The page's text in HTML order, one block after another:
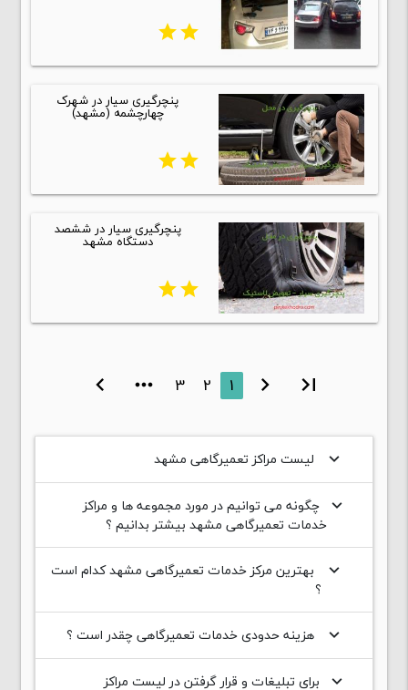
star
star
پنچرگیری سیار در شهرک
چهارچشمه (مشهد)
star
star
پنچرگیری سیار در ششصد
دستگاه مشهد
star
star
first_page
chevron_left
1
2
3
more_horiz
chevron_right
keyboard_arrow_down لیست مراکز تعمیرگاهی مشهد
keyboard_arrow_down چگونه می توانیم در مورد مجموعه ها و مراکز
خدمات تعمیرگاهی مشهد بیشتر بدانیم ؟
keyboard_arrow_down
بهترین مرکز خدمات تعمیرگاهی مشهد کدام است
؟
keyboard_arrow_down هزینه حدودی خدمات تعمیرگاهی چقدر است ؟
keyboard_arrow_down
برای تبلیغات و قرار گرفتن در لیست مراکز